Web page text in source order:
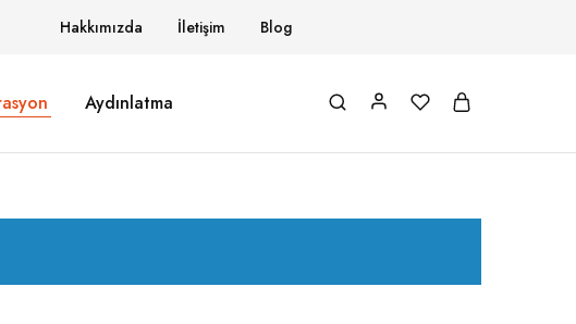
Hakkımızda İletişim Blog
Aydınlatma